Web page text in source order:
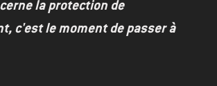
la protection de
c'est le moment de passer à